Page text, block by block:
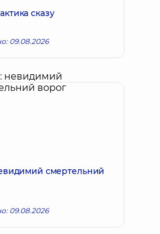
сказу
09.08.2026
смертельний
09.08.2026